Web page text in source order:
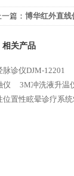
篇： 博华红外直
相关产品
脉诊仪DJM-12201
仪
3M冲洗液升温
位置性眩晕诊疗系统